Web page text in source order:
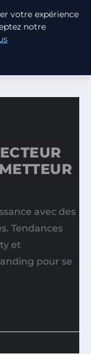
ET PROMETTEUR !
avec des
Tendances
et
pour se
votre expérience
notre